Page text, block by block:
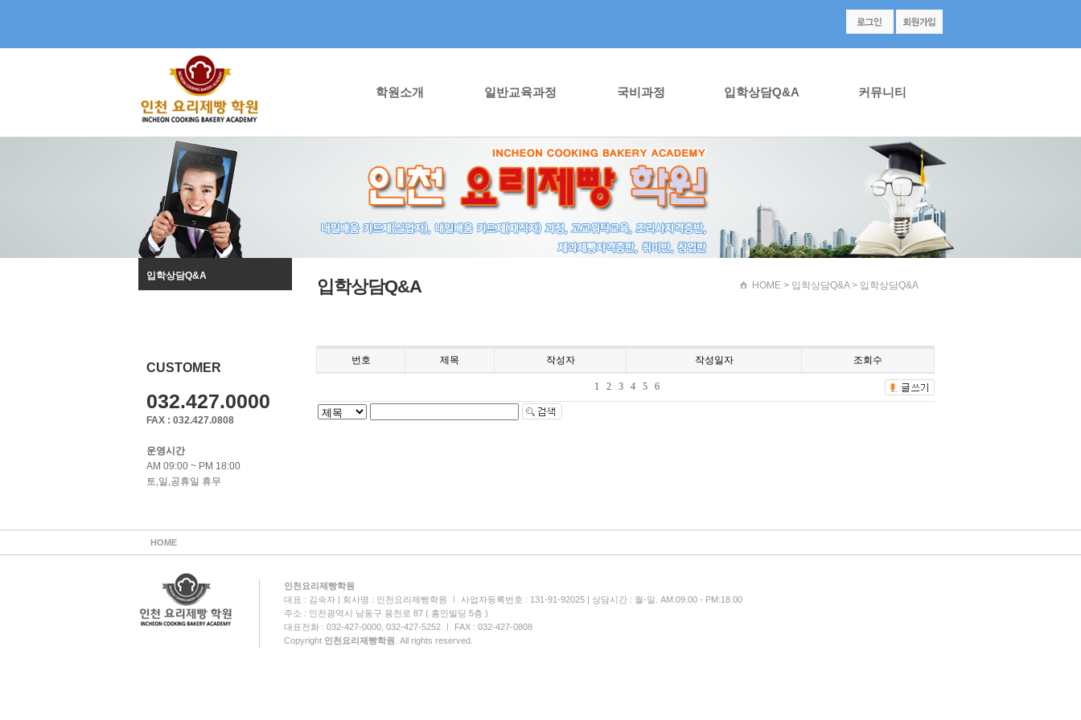
학원소개 일반교육과정 국비과정 입학상담Q&A 커뮤니티
입학상담Q&A
CUSTOMER
032.427.0000
FAX : 032.427.0808
운영시간
AM 09:00 ~ PM 18:00
토,일,공휴일 휴무
입학상담Q&A HOME > 입학상담Q&A > 입학상담Q&A
번호 제목 작성자 작성일자 조회수
1 2 3 4 5 6
HOME
인천요리제빵학원
대표 : 김숙자 | 회사명 : 인천요리제빵학원 ㅣ 사업자등록번호 : 131-91-92025 | 상담시간 : 월-일. AM:09.00 - PM:18.00
주소 : 인천광역시 남동구 용천로 87 ( 흥인빌딩 5층 )
대표전화 : 032-427-0000, 032-427-5252 ㅣ FAX : 032-427-0808
Copyright 인천요리제빵학원 . All rights reserved.